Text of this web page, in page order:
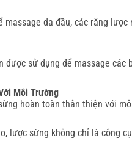
massage da đầu, các răng lược
được sử dụng để massage
Môi Trường
hoàn toàn thân thiện với
lược sừng không chỉ là công